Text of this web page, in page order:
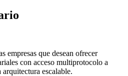
empresas que desean ofrecer
con acceso multiprotocolo a
escalable.